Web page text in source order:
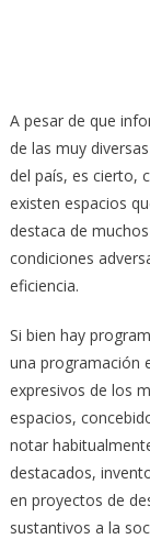
A pesar de que
de las muy
del país, es cierto,
existen espacios
destaca de
condiciones
eficiencia.
Si bien hay
una programación
expresivos de los
espacios,
notar
destacados,
en proyectos de
sustantivos a la